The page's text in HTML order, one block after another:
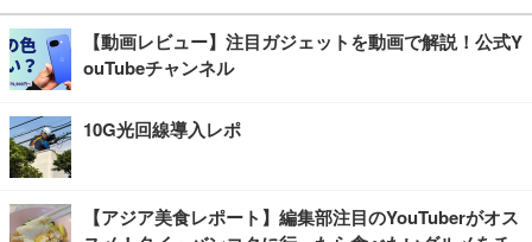
【動画レビュー】注目ガジェットを動画で解説！公式Y
ouTubeチャンネル
10G光回線導入レポ
【アジア美食レポート】編集部注目のYouTuberがオス